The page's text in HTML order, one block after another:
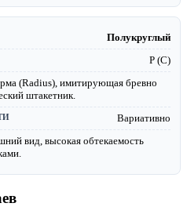
Полукруглый
Р (C)
(Radius), имитирующая бревно
штакетник.
Вариативно
вид, высокая обтекаемость